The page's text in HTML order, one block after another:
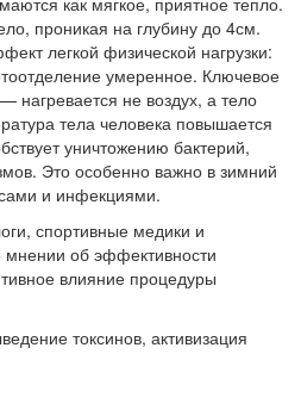
проникая на глубину до 4см.
легкой физической нагрузки:
умеренное. Ключевое
нагревается не воздух, а тело
тела человека повышается
уничтожению бактерий,
Это особенно важно в зимний
и инфекциями.
спортивные медики и
мнении об эффективности
влияние процедуры
токсинов, активизация